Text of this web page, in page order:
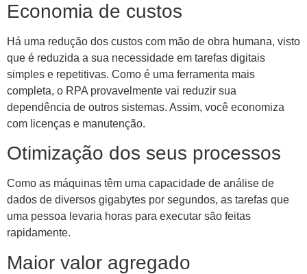
Economia de custos
Há uma redução dos custos com mão de obra humana, visto
que é reduzida a sua necessidade em tarefas digitais
simples e repetitivas. Como é uma ferramenta mais
completa, o RPA provavelmente vai reduzir sua
dependência de outros sistemas. Assim, você economiza
com licenças e manutenção.
Otimização dos seus processos
Como as máquinas têm uma capacidade de análise de
dados de diversos gigabytes por segundos, as tarefas que
uma pessoa levaria horas para executar são feitas
rapidamente.
Maior valor agregado